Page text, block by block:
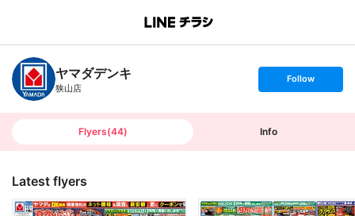
B
n
c
h
T
ヤマダデンキ
狭山店
s
t
o
Follow
Flyers(44) Info
Latest flyers